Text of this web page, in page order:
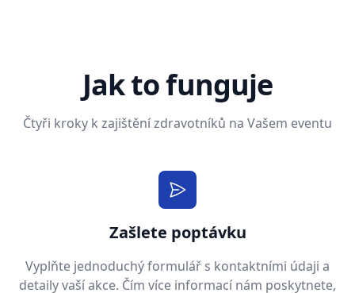
Jak to funguje
Čtyři kroky k zajištění zdravotníků na Vašem eventu
Zašlete poptávku
Vyplňte jednoduchý formulář s kontaktními údaji a
detaily vaší akce. Čím více informací nám poskytnete,